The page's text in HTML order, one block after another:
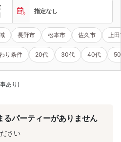
指定なし
長野市 松本市 佐久市 上
り条件 20代 30代 40代
あり)
るパーティーがありません
さい